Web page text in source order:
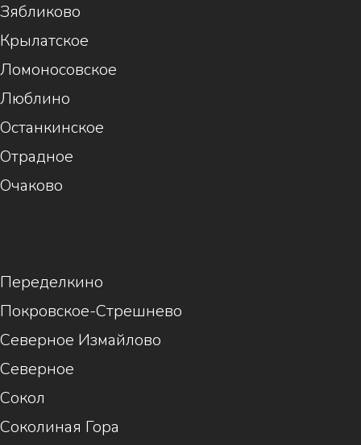
Зябликово
Крылатское
Ломоносовское
Люблино
Останкинское
Отрадное
Очаково
Переделкино
Покровское-Стрешнево
Северное Измайлово
Северное
Сокол
Соколиная Гора